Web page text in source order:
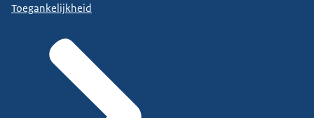
Toegankelijkheid